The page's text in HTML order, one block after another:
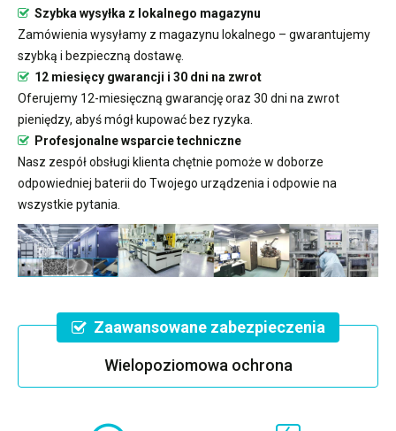
Szybka wysyłka z lokalnego magazynu
Zamówienia wysyłamy z magazynu lokalnego – gwarantujemy
szybką i bezpieczną dostawę.
12 miesięcy gwarancji i 30 dni na zwrot
Oferujemy 12-miesięczną gwarancję oraz 30 dni na zwrot
pieniędzy, abyś mógł kupować bez ryzyka.
Profesjonalne wsparcie techniczne
Nasz zespół obsługi klienta chętnie pomoże w doborze
odpowiedniej baterii do Twojego urządzenia i odpowie na
wszystkie pytania.
Zaawansowane zabezpieczenia
Wielopoziomowa ochrona